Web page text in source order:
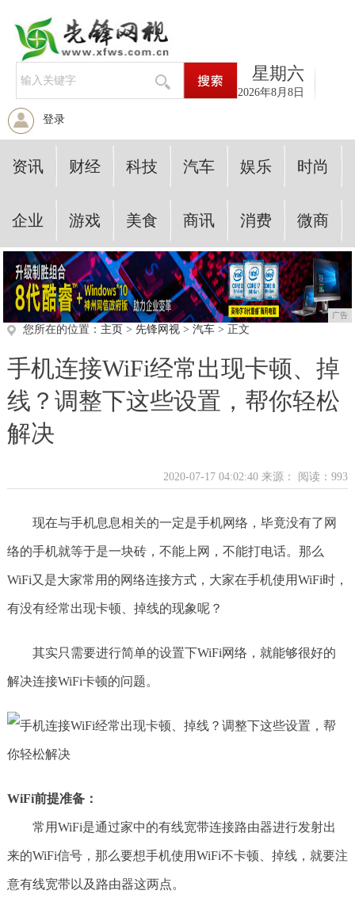
星期六
2026年8月8日
登录
资讯 财经 科技 汽车 娱乐 时尚
企业 游戏 美食 商讯 消费 微商
广告
您所在的位置： 主页 > 先锋网视> 汽车> 正文
手机连接WiFi经常出现卡顿、掉
线？调整下这些设置，帮你轻松
解决
2020-07-17 04:02:40 来源： 阅读：993
现在与手机息息相关的一定是手机网络，毕竟没有了网
络的手机就等于是一块砖，不能上网，不能打电话。那么
WiFi又是大家常用的网络连接方式，大家在手机使用WiFi时，
有没有经常出现卡顿、掉线的现象呢？
其实只需要进行简单的设置下WiFi网络，就能够很好的
解决连接WiFi卡顿的问题。
WiFi前提准备：
常用WiFi是通过家中的有线宽带连接路由器进行发射出
来的WiFi信号，那么要想手机使用WiFi不卡顿、掉线，就要注
意有线宽带以及路由器这两点。